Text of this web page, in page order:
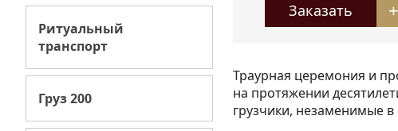
Ритуальный
транспорт
Груз 200
Заказать
Траурная церемония и
на протяжении
грузчики, незаменимые